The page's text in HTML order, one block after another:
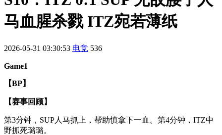
马血腥杀戮 ITZ宛若薄纸
2026-05-31 03:30:53 电竞 536
Game1
【BP】
【赛事回顾】
第3分钟，SUP人马抓上，帮助慎拿下一血。第4分钟，ITZ中
野抓死璐璐。